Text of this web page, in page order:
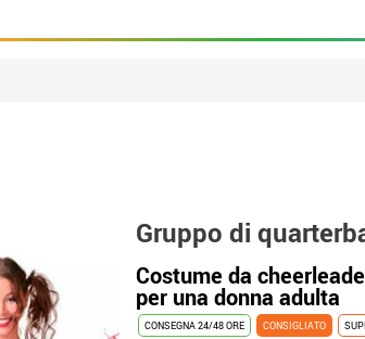
Gruppo di
Costume da
per una donna adulta
CONSEGNA 24/48 ORE CONSIGLIATO